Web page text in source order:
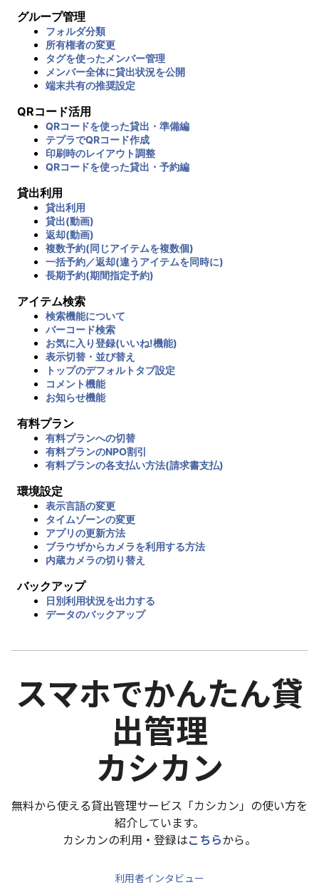
グループ管理
フォルダ分類
所有権者の変更
タグを使ったメンバー管理
メンバー全体に貸出状況を公開
端末共有の推奨設定
QRコード活用
QRコードを使った貸出・準備編
テプラでQRコード作成
印刷時のレイアウト調整
QRコードを使った貸出・予約編
貸出利用
貸出利用
貸出(動画)
返却(動画)
複数予約(同じアイテムを複数個)
一括予約／返却(違うアイテムを同時に)
長期予約(期間指定予約)
アイテム検索
検索機能について
バーコード検索
お気に入り登録(いいね!機能)
表示切替・並び替え
トップのデフォルトタブ設定
コメント機能
お知らせ機能
有料プラン
有料プランへの切替
有料プランのNPO割引
有料プランの各支払い方法(請求書支払)
環境設定
表示言語の変更
タイムゾーンの変更
アプリの更新方法
ブラウザからカメラを利用する方法
内蔵カメラの切り替え
バックアップ
日別利用状況を出力する
データのバックアップ
スマホでかんたん貸
出管理
カシカン
無料から使える貸出管理サービス「カシカン」の使い方を
紹介しています。
カシカンの利用・登録はこちらから。
利用者インタビュー